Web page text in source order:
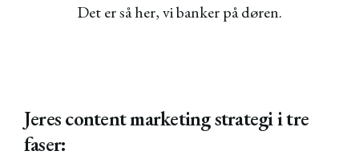
Det er så her, vi banker på døren.
Jeres content marketing strategi i tre
faser: